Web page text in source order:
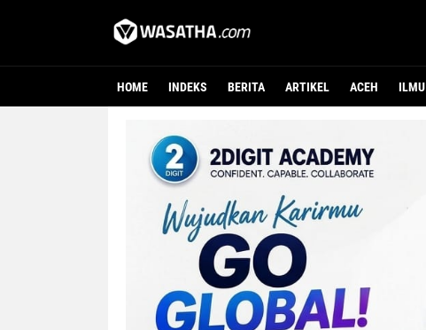
HOME INDEKS BERITA ARTIKEL ACEH ILMU